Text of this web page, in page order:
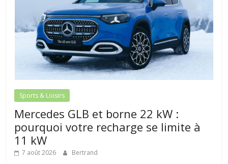
Sports & Loisirs
Mercedes GLB et borne 22 kW :
pourquoi votre recharge se limite à
11 kW
7 août 2026 Bertrand